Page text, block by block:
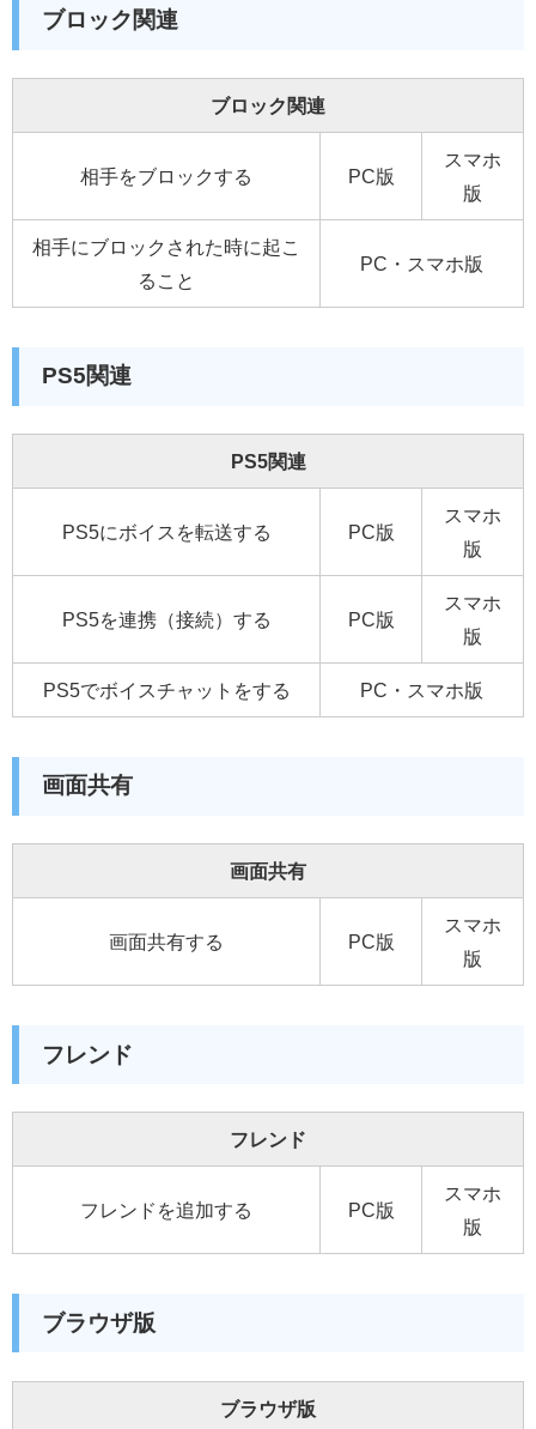
ブロック関連
ブロック関連
相手をブロックする PC版
スマホ
版
相手にブロックされた時に起こ
ること
PC・スマホ版
PS5関連
PS5関連
PS5にボイスを転送する PC版
スマホ
版
PS5を連携（接続）する PC版
スマホ
版
PS5でボイスチャットをする PC・スマホ版
画面共有
画面共有
画面共有する PC版
スマホ
版
フレンド
フレンド
フレンドを追加する PC版
スマホ
版
ブラウザ版
ブラウザ版